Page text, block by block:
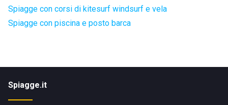
Spiagge con corsi di kitesurf windsurf e vela
Spiagge con piscina e posto barca
Spiagge.it